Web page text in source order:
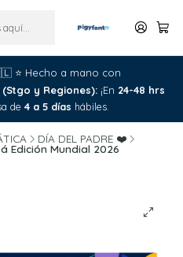
⭐ Hecho a mano con
(Stgo y Regiones): ¡En 24-48 hrs
de 4 a 5 días hábiles.
DÍA DEL PADRE ❤️
Edición Mundial 2026